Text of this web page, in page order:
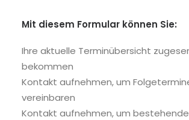
Mit diesem Formular können Sie:
Ihre aktuelle Terminübersicht
bekommen
Kontakt aufnehmen, um
vereinbaren
Kontakt aufnehmen, um